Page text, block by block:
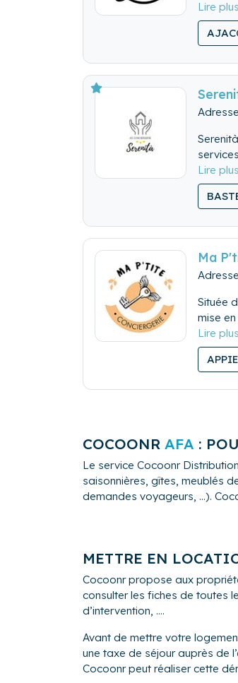
Ma
Située
mise
Vous
Vous
Autant
visites
COCOONR AFA :
Le service Cocoonr
saisonnières, gîtes, meublés
demandes voyageurs, ...).
METTRE EN
Cocoonr propose aux
consulter les fiches de toutes
d’intervention, ....
Avant de mettre votre
une taxe de séjour auprès de
Cocoonr peut réaliser cette